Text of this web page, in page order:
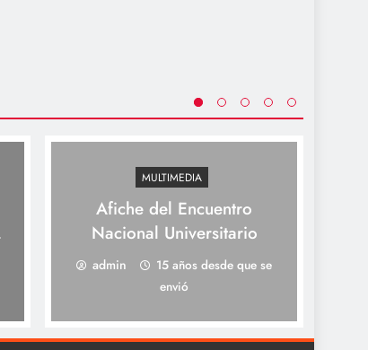
MULTIMEDIA
Afiche del Encuentro
Nacional Universitario
admin
15 años desde que se
envió